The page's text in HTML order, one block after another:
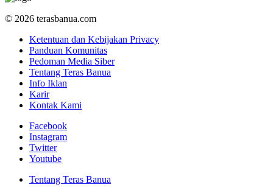
© 2026 terasbanua.com
Ketentuan dan Kebijakan Privacy
Panduan Komunitas
Pedoman Media Siber
Tentang Teras Banua
Info Iklan
Karir
Kontak Kami
Facebook
Instagram
Twitter
Youtube
Tentang Teras Banua